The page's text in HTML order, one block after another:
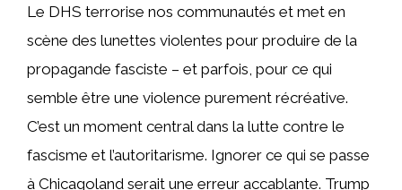
Le DHS terrorise nos communautés et met en
scène des lunettes violentes pour produire de la
propagande fasciste – et parfois, pour ce qui
semble être une violence purement récréative.
C’est un moment central dans la lutte contre le
fascisme et l’autoritarisme. Ignorer ce qui se passe
à Chicagoland serait une erreur accablante. Trump